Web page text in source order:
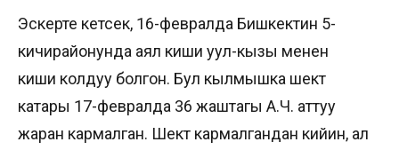
Эскерте кетсек, 16-февралда Бишкектин 5-
кичирайонунда аял киши уул-кызы менен
киши колдуу болгон. Бул кылмышка шектүү
катары 17-февралда 36 жаштагы А.Ч. аттуу
жаран кармалган. Шектүү кармалгандан кийин, ал